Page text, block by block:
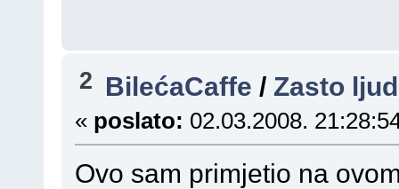
2 BilećaCaffe / Zasto
« poslato: 02.03.2008.
Ovo sam primjetio na